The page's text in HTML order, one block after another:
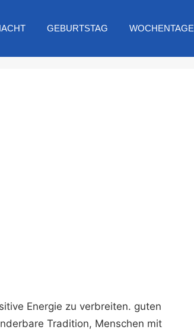
GEBURTSTAG WOCHENTAGE
Energie zu verbreiten. guten
Tradition, Menschen mit